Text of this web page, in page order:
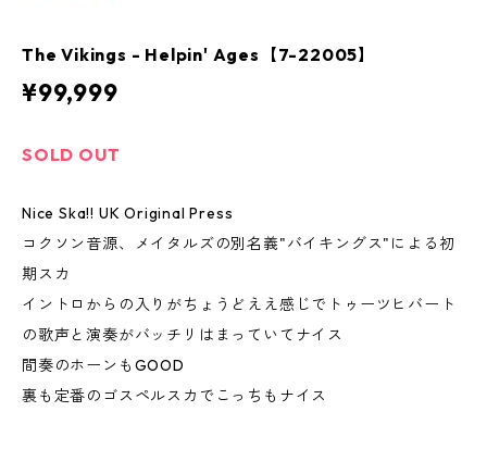
The Vikings - Helpin' Ages【7-22005】
¥99,999
SOLD OUT
Nice Ska!! UK Original Press
コクソン音源、メイタルズの別名義"バイキングス"による初
期スカ
イントロからの入りがちょうどええ感じでトゥーツヒバート
の歌声と演奏がバッチリはまっていてナイス
間奏のホーンもGOOD
裏も定番のゴスペルスカでこっちもナイス